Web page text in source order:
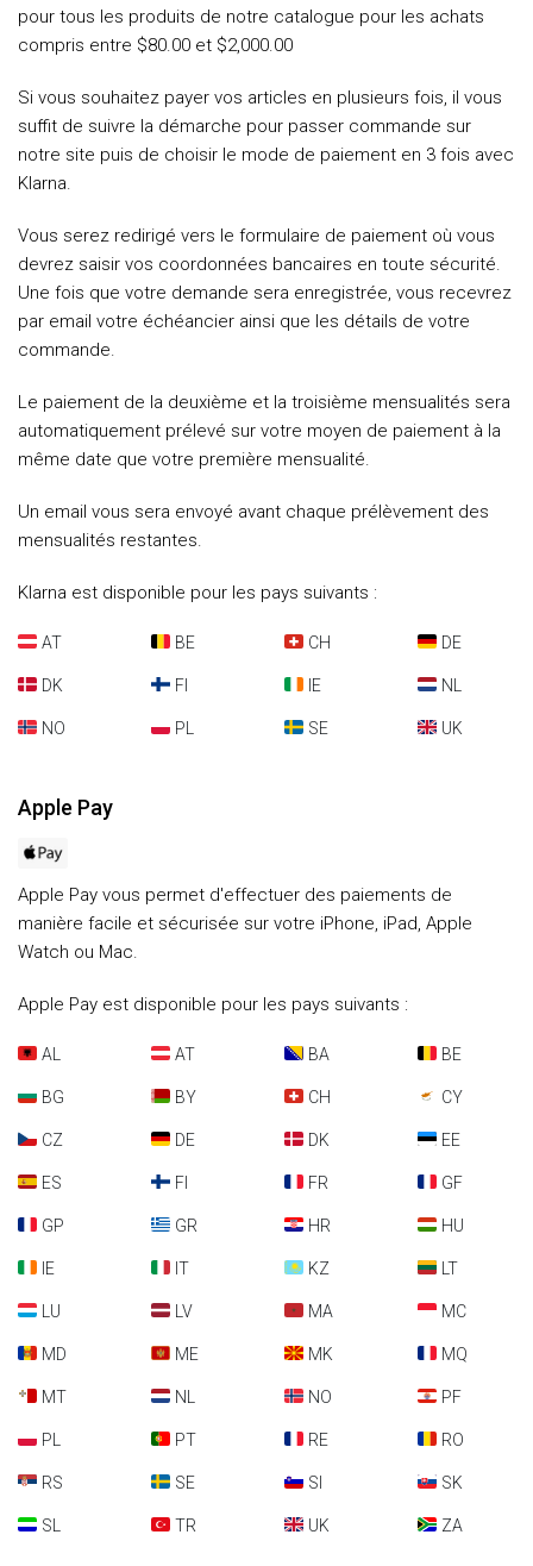
pour tous les produits de notre catalogue pour les achats
compris entre $80.00 et $2,000.00
Si vous souhaitez payer vos articles en plusieurs fois, il vous
suffit de suivre la démarche pour passer commande sur
notre site puis de choisir le mode de paiement en 3 fois avec
Klarna.
Vous serez redirigé vers le formulaire de paiement où vous
devrez saisir vos coordonnées bancaires en toute sécurité.
Une fois que votre demande sera enregistrée, vous recevrez
par email votre échéancier ainsi que les détails de votre
commande.
Le paiement de la deuxième et la troisième mensualités sera
automatiquement prélevé sur votre moyen de paiement à la
même date que votre première mensualité.
Un email vous sera envoyé avant chaque prélèvement des
mensualités restantes.
Klarna est disponible pour les pays suivants :
AT BE CH DE
DK FI IE NL
NO PL SE UK
Apple Pay
Apple Pay vous permet d'effectuer des paiements de
manière facile et sécurisée sur votre iPhone, iPad, Apple
Watch ou Mac.
Apple Pay est disponible pour les pays suivants :
AL AT BA BE
BG BY CH CY
CZ DE DK EE
ES FI FR GF
GP GR HR HU
IE IT KZ LT
LU LV MA MC
MD ME MK MQ
MT NL NO PF
PL PT RE RO
RS SE SI SK
SL TR UK ZA